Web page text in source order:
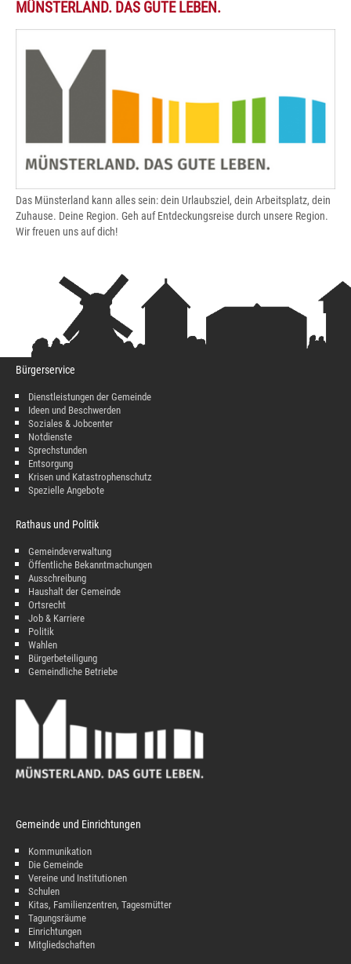
MÜNSTERLAND. DAS GUTE LEBEN.
Das Münsterland kann alles sein: dein Urlaubsziel, dein Arbeitsplatz, dein
Zuhause. Deine Region. Geh auf Entdeckungsreise durch unsere Region.
Wir freuen uns auf dich!
Bürgerservice
Dienstleistungen der Gemeinde
Ideen und Beschwerden
Soziales & Jobcenter
Notdienste
Sprechstunden
Entsorgung
Krisen und Katastrophenschutz
Spezielle Angebote
Rathaus und Politik
Gemeindeverwaltung
Öffentliche Bekanntmachungen
Ausschreibung
Haushalt der Gemeinde
Ortsrecht
Job & Karriere
Politik
Wahlen
Bürgerbeteiligung
Gemeindliche Betriebe
Gemeinde und Einrichtungen
Kommunikation
Die Gemeinde
Vereine und Institutionen
Schulen
Kitas, Familienzentren, Tagesmütter
Tagungsräume
Einrichtungen
Mitgliedschaften